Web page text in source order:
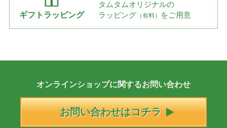
ギフトラッピング
タムタムオリジナルの
ラッピング （有料） をご用意
オンラインショップに関するお問い合わせ
お問い合わせはコチラ